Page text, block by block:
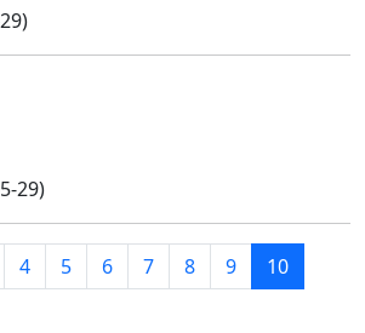
29)
4 5 6 7 8 9
10